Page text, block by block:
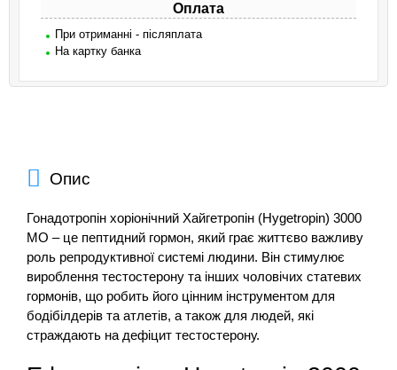
Оплата
При отриманні - післяплата
На картку банка
Опис
Гонадотропін хоріонічний Хайгетропін (Hygetropin) 3000
МО – це пептидний гормон, який грає життєво важливу
роль репродуктивної системі людини. Він стимулює
вироблення тестостерону та інших чоловічих статевих
гормонів, що робить його цінним інструментом для
бодібілдерів та атлетів, а також для людей, які
страждають на дефіцит тестостерону.